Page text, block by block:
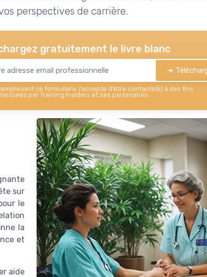
perspectives de carrière.
gratuitement le livre blanc
➔
ce formulaire, j’accepte d’être contacté(e) à des fins
par Training Insiders et ses partenaires.
sur
le
la
et
aide